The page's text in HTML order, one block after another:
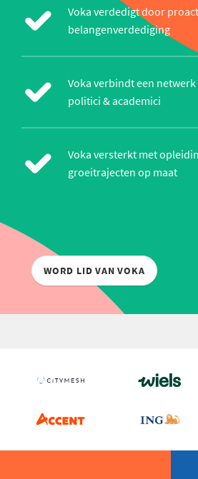
Voka verdedigt door
belangenverdediging
Voka verbindt een
politici & academici
Voka versterkt met
groeitrajecten op maat
WORD LID VAN VOKA